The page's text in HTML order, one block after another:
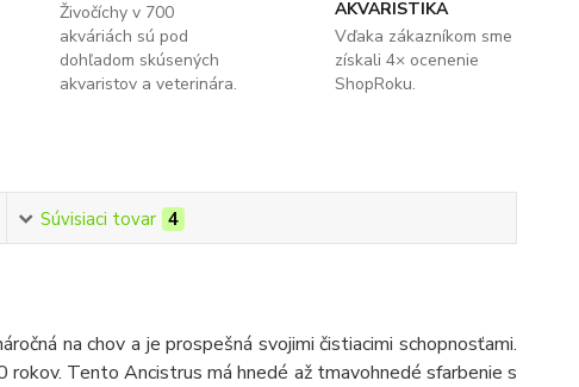
Živočíchy v 700
akváriách sú pod
dohľadom skúsených
akvaristov a veterinára.
AKVARISTIKA
Vďaka zákazníkom sme
získali 4× ocenenie
ShopRoku.
Súvisiaci tovar 4
na chov a je prospešná svojimi čistiacimi schopnosťami.
Tento Ancistrus má hnedé až tmavohnedé sfarbenie s